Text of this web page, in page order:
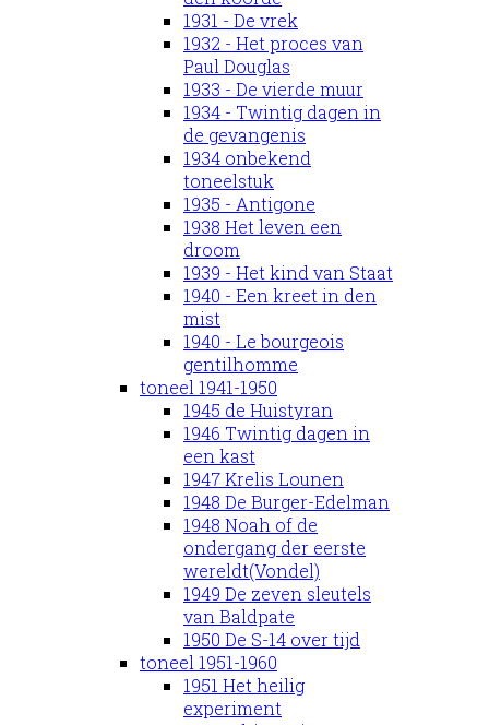
1931 - De vrek
1932 - Het proces van
Paul Douglas
1933 - De vierde muur
1934 - Twintig dagen in
de gevangenis
1934 onbekend
toneelstuk
1935 - Antigone
1938 Het leven een
droom
1939 - Het kind van Staat
1940 - Een kreet in den
mist
1940 - Le bourgeois
gentilhomme
toneel 1941-1950
1945 de Huistyran
1946 Twintig dagen in
een kast
1947 Krelis Lounen
1948 De Burger-Edelman
1948 Noah of de
ondergang der eerste
wereldt(Vondel)
1949 De zeven sleutels
van Baldpate
1950 De S-14 over tijd
toneel 1951-1960
1951 Het heilig
experiment